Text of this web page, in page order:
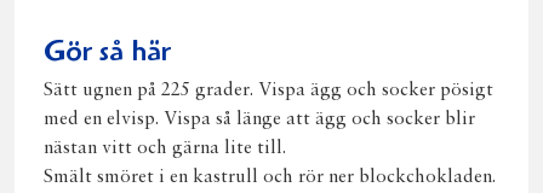
Gör så här
Sätt ugnen på 225 grader. Vispa ägg och socker pösigt
med en elvisp. Vispa så länge att ägg och socker blir
nästan vitt och gärna lite till.
Smält smöret i en kastrull och rör ner blockchokladen.